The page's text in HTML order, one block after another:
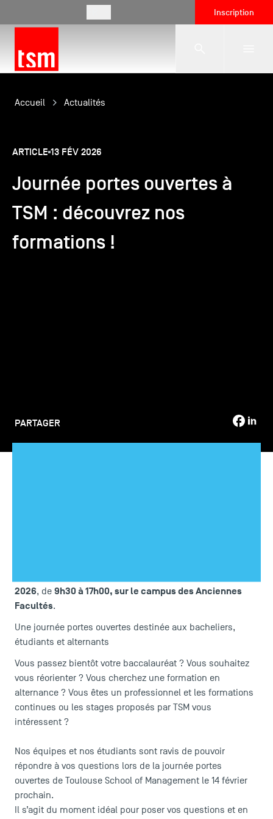
Inscription
L'école
Formations
Vie étudiante
PARTAGER
Accueil Actualités
ARTICLE 13 FÉV 2026
Journée portes ouvertes à
TSM : découvrez nos
formations !
2026, de 9h30 à 17h00, sur le campus des Anciennes
Facultés.
Une journée portes ouvertes destinée aux bacheliers,
étudiants et alternants
Vous passez bientôt votre baccalauréat ? Vous souhaitez
vous réorienter ? Vous cherchez une formation en
alternance ? Vous êtes un professionnel et les formations
continues ou les stages proposés par TSM vous
intéressent ?
Nos équipes et nos étudiants sont ravis de pouvoir
répondre à vos questions lors de la journée portes
ouvertes de Toulouse School of Management le 14 février
prochain.
Il s’agit du moment idéal pour poser vos questions et en